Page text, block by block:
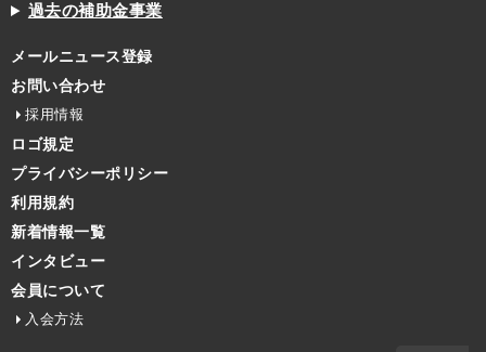
過去の補助金事業
メールニュース登録
お問い合わせ
採用情報
ロゴ規定
プライバシーポリシー
利用規約
新着情報一覧
インタビュー
会員について
入会方法